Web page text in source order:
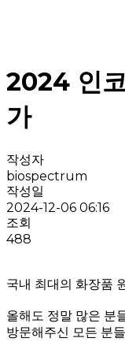
2024 인
가
작성자
biospectrum
작성일
2024-12-06 06:16
조회
488
국내 최대의 화장품
올해도 정말 많은 분
방문해주신 모든 분